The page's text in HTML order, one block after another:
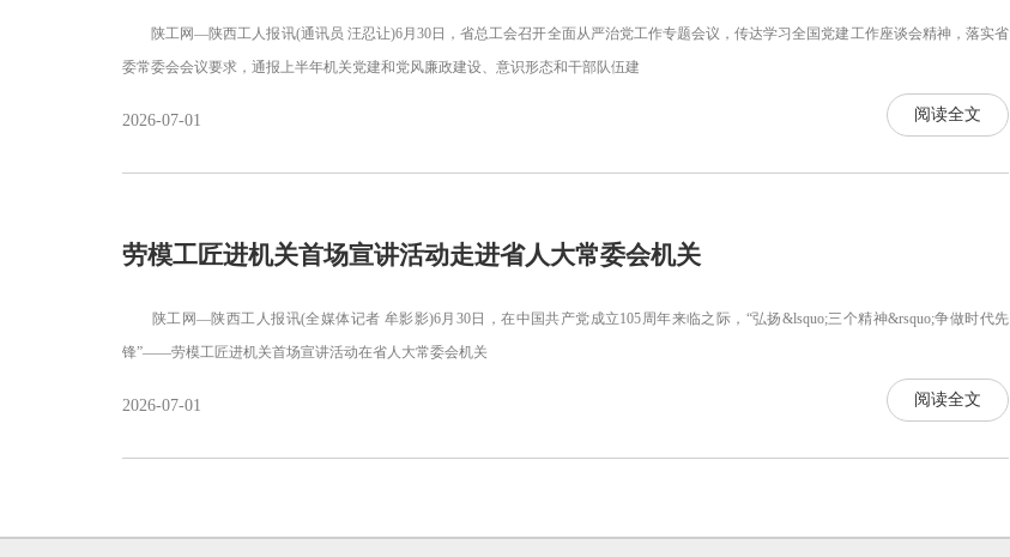
陕工网—陕西工人报讯(通讯员 汪忍让)6月30日，省总工会召开全面从严治党工作专题会议，传达学习全国党建工作座谈会精神，落实省
委常委会会议要求，通报上半年机关党建和党风廉政建设、意识形态和干部队伍建
2026-07-01 阅读全文
劳模工匠进机关首场宣讲活动走进省人大常委会机关
陕工网—陕西工人报讯(全媒体记者 牟影影)6月30日，在中国共产党成立105周年来临之际，“弘扬&lsquo;三个精神&rsquo;争做时代先
锋”——劳模工匠进机关首场宣讲活动在省人大常委会机关
2026-07-01 阅读全文